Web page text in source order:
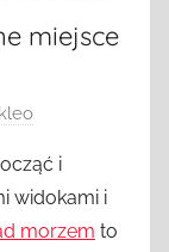
miejsce
kleo
i
widokami i
morzem to